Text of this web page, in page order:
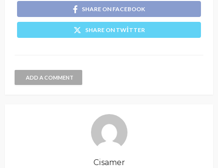
SHARE ON FACEBOOK
SHARE ON TWITTER
ADD A COMMENT
Cisamer